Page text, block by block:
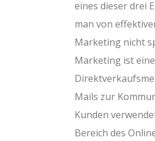
eines dieser drei
man von
Marketing nicht
Marketing ist eine
Mails zur
Kunden
Bereich des